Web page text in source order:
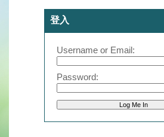
登入
Username or Email:
Password: